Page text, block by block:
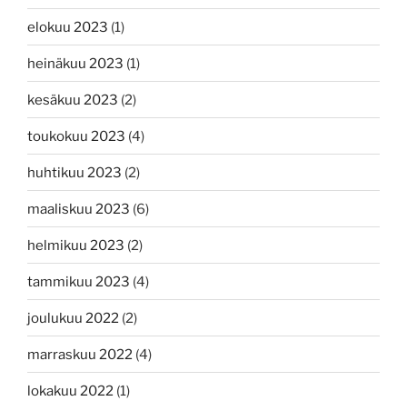
elokuu 2023 (1)
heinäkuu 2023 (1)
kesäkuu 2023 (2)
toukokuu 2023 (4)
huhtikuu 2023 (2)
maaliskuu 2023 (6)
helmikuu 2023 (2)
tammikuu 2023 (4)
joulukuu 2022 (2)
marraskuu 2022 (4)
lokakuu 2022 (1)